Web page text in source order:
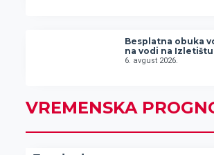
Besplatna obuka
na vodi na Izletištu
6. avgust 2026.
VREMENSKA